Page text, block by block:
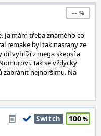
--
Ja mám třeba známého co
remake byl tak nasrany ze
vyhlíží z mega skepsí a
Tak se vždycky
zabránit nejhoršímu. Na
Switch 100